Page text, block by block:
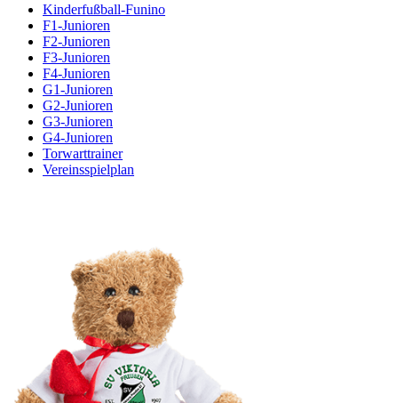
Kinderfußball-Funino
F1-Junioren
F2-Junioren
F3-Junioren
F4-Junioren
G1-Junioren
G2-Junioren
G3-Junioren
G4-Junioren
Torwarttrainer
Vereinsspielplan